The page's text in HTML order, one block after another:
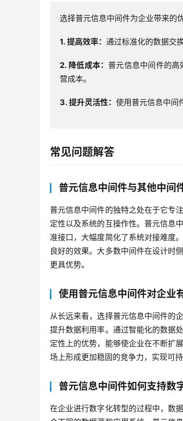
选择普元信息中间件为企业带来的
1. 提高效率： 通过标准化的数据交
2. 降低成本：普元信息中间件的高
营成本。
3. 提升灵活性： 使用普元信息中间
常见问题解答
普元信息中间件与其他中间
普元信息中间件的独特之处在于它专
定性以及系统的互操作性。普元信息
准接口，大幅度简化了系统对接难度
良好的效果。大多数中间件在设计时
更具优势。
使用普元信息中间件对企业
从长远来看，选择普元信息中间件的
提升数据利用率。通过智能化的数据
定性上的优势，能够使企业在不断扩
场上形成更加稳固的竞争力，实现可持
普元信息中间件如何支持数
在企业进行数字化转型的过程中，数